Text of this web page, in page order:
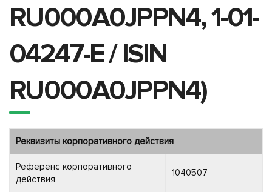
RU000A0JPPN4, 1-01-
04247-E / ISIN
RU000A0JPPN4)
Реквизиты корпоративного действия
Референс корпоративного
действия
1040507